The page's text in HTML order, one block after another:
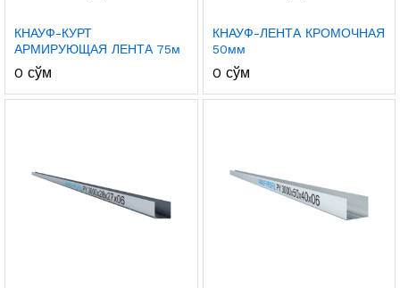
КНАУФ-КУРТ
АРМИРУЮЩАЯ ЛЕНТА 75м
0 сўм
КНАУФ-ЛЕНТА КРОМОЧНАЯ
50мм
0 сўм